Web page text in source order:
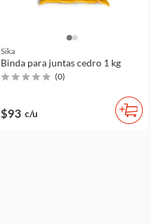
Sika
Binda para juntas cedro 1 kg
(0)
$93 c/u